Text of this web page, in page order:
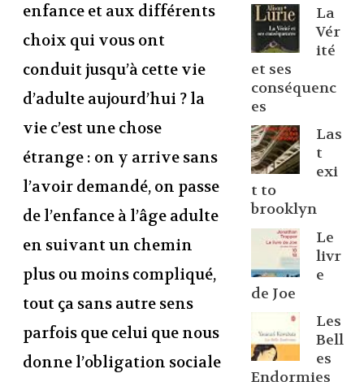
enfance et aux différents
choix qui vous ont
conduit jusqu’à cette vie
d’adulte aujourd’hui ? la
vie c’est une chose
étrange : on y arrive sans
l’avoir demandé, on passe
de l’enfance à l’âge adulte
en suivant un chemin
plus ou moins compliqué,
tout ça sans autre sens
parfois que celui que nous
donne l’obligation sociale
La
Vér
ité
et ses
conséquenc
es
Las
t
exi
t to
brooklyn
Le
livr
e
de Joe
Les
Bell
es
Endormies